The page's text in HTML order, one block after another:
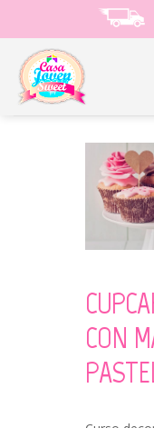
to
content
CON